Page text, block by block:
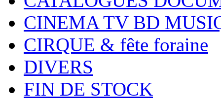
CINEMA TV BD
CIRQUE & fête foraine
DIVERS
FIN DE STOCK